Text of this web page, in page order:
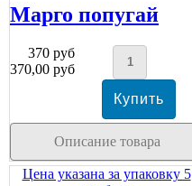
Марго попугай
370 руб
370,00 руб
Описание товара
Цена указана за упаковку 5